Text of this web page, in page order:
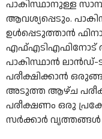
പാകിസ്ഥാനുള്ള
ആവശ്യപ്പെടും.
ഉൾപ്പെടുത്താൻ
എഫ്‌എ‌ടി‌എഫിനോട്
പാകിസ്ഥാൻ ലാൻഡ്-
പരീക്ഷിക്കാൻ
അടുത്ത ആഴ്ച
പരീക്ഷണം ഒരു
സർക്കാർ